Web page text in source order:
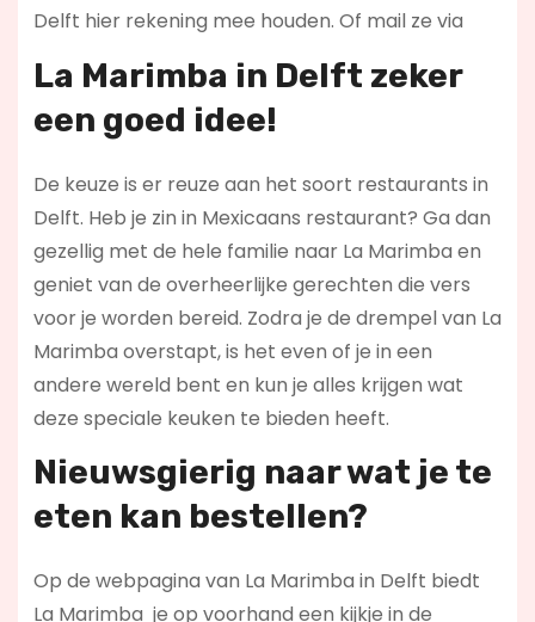
Delft hier rekening mee houden. Of mail ze via
La Marimba in Delft zeker
een goed idee!
De keuze is er reuze aan het soort restaurants in
Delft. Heb je zin in Mexicaans restaurant? Ga dan
gezellig met de hele familie naar La Marimba en
geniet van de overheerlijke gerechten die vers
voor je worden bereid. Zodra je de drempel van La
Marimba overstapt, is het even of je in een
andere wereld bent en kun je alles krijgen wat
deze speciale keuken te bieden heeft.
Nieuwsgierig naar wat je te
eten kan bestellen?
Op de webpagina van La Marimba in Delft biedt
La Marimba je op voorhand een kijkje in de